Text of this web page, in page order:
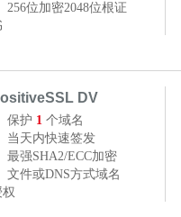
256位加密2048位根证
DV
保护 1 个域名
当天内快速签发
最强SHA2/ECC加密
文件或DNS方式域名
权